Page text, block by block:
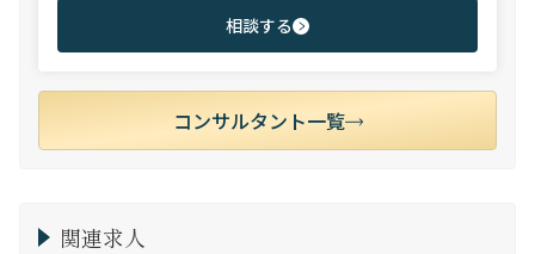
相談する
コンサルタント一覧
関連求人